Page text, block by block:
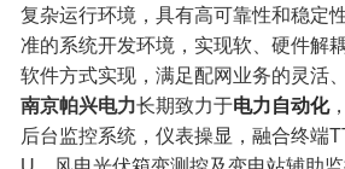
复杂运行环境，具有高可靠性和稳定
准的系统开发环境，实现软、硬件解
软件方式实现，满足配网业务的灵活
南京帕兴电力长期致力于电力自动化
后台监控系统，仪表操显，融合终端